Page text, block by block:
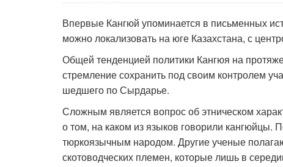
Впервые Кангюй упоминается в письменных
можно локализовать на юге Казахстана, с
Общей тенденцией политики Кангюя на
стремление сохранить под своим контролем
шедшего по Сырдарье.
Сложным является вопрос об этническом
о том, на каком из языков говорили
тюркоязычным народом. Другие ученые
скотоводческих племен, которые лишь в